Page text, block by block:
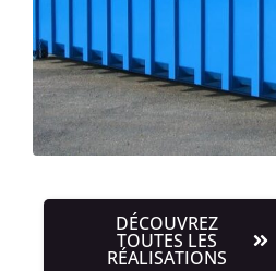
DÉCOUVREZ
TOUTES LES
RÉALISATIONS